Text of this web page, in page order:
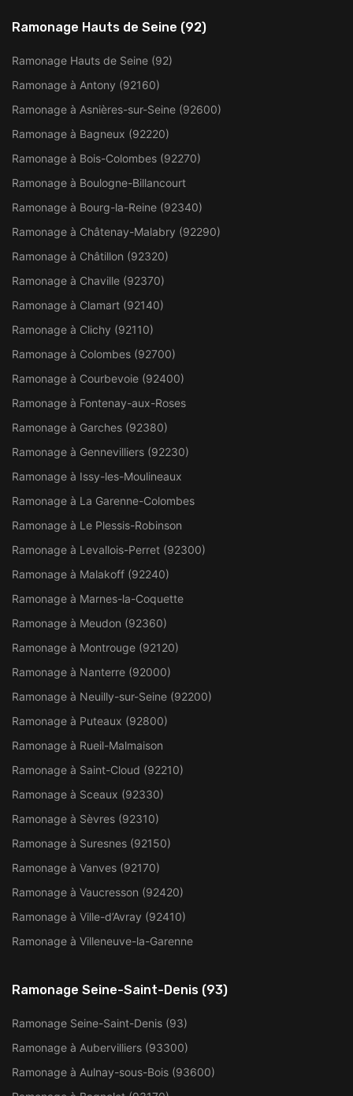
Ramonage Hauts de Seine (92)
Ramonage Hauts de Seine (92)
Ramonage à Antony (92160)
Ramonage à Asnières-sur-Seine (92600)
Ramonage à Bagneux (92220)
Ramonage à Bois-Colombes (92270)
Ramonage à Boulogne-Billancourt
Ramonage à Bourg-la-Reine (92340)
Ramonage à Châtenay-Malabry (92290)
Ramonage à Châtillon (92320)
Ramonage à Chaville (92370)
Ramonage à Clamart (92140)
Ramonage à Clichy (92110)
Ramonage à Colombes (92700)
Ramonage à Courbevoie (92400)
Ramonage à Fontenay-aux-Roses
Ramonage à Garches (92380)
Ramonage à Gennevilliers (92230)
Ramonage à Issy-les-Moulineaux
Ramonage à La Garenne-Colombes
Ramonage à Le Plessis-Robinson
Ramonage à Levallois-Perret (92300)
Ramonage à Malakoff (92240)
Ramonage à Marnes-la-Coquette
Ramonage à Meudon (92360)
Ramonage à Montrouge (92120)
Ramonage à Nanterre (92000)
Ramonage à Neuilly-sur-Seine (92200)
Ramonage à Puteaux (92800)
Ramonage à Rueil-Malmaison
Ramonage à Saint-Cloud (92210)
Ramonage à Sceaux (92330)
Ramonage à Sèvres (92310)
Ramonage à Suresnes (92150)
Ramonage à Vanves (92170)
Ramonage à Vaucresson (92420)
Ramonage à Ville-d’Avray (92410)
Ramonage à Villeneuve-la-Garenne
Ramonage Seine-Saint-Denis (93)
Ramonage Seine-Saint-Denis (93)
Ramonage à Aubervilliers (93300)
Ramonage à Aulnay-sous-Bois (93600)